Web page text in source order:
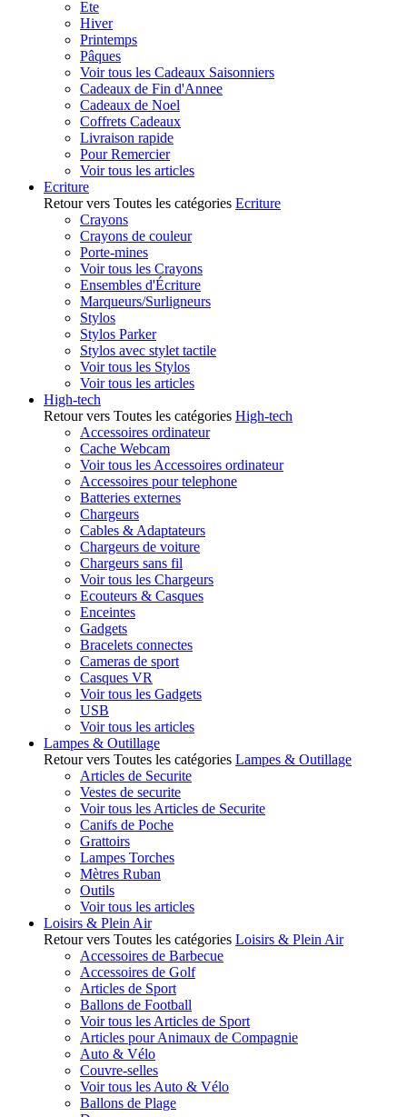
Ete
Hiver
Printemps
Pâques
Voir tous les Cadeaux Saisonniers
Cadeaux de Fin d'Annee
Cadeaux de Noel
Coffrets Cadeaux
Livraison rapide
Pour Remercier
Voir tous les articles
Ecriture
Retour vers Toutes les catégories Ecriture
Crayons
Crayons de couleur
Porte-mines
Voir tous les Crayons
Ensembles d'Écriture
Marqueurs/Surligneurs
Stylos
Stylos Parker
Stylos avec stylet tactile
Voir tous les Stylos
Voir tous les articles
High-tech
Retour vers Toutes les catégories High-tech
Accessoires ordinateur
Cache Webcam
Voir tous les Accessoires ordinateur
Accessoires pour telephone
Batteries externes
Chargeurs
Cables & Adaptateurs
Chargeurs de voiture
Chargeurs sans fil
Voir tous les Chargeurs
Ecouteurs & Casques
Enceintes
Gadgets
Bracelets connectes
Cameras de sport
Casques VR
Voir tous les Gadgets
USB
Voir tous les articles
Lampes & Outillage
Retour vers Toutes les catégories Lampes & Outillage
Articles de Securite
Vestes de securite
Voir tous les Articles de Securite
Canifs de Poche
Grattoirs
Lampes Torches
Mètres Ruban
Outils
Voir tous les articles
Loisirs & Plein Air
Retour vers Toutes les catégories Loisirs & Plein Air
Accessoires de Barbecue
Accessoires de Golf
Articles de Sport
Ballons de Football
Voir tous les Articles de Sport
Articles pour Animaux de Compagnie
Auto & Vélo
Couvre-selles
Voir tous les Auto & Vélo
Ballons de Plage